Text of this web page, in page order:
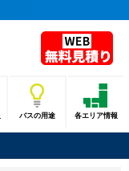
バスの用途 各エリア情報